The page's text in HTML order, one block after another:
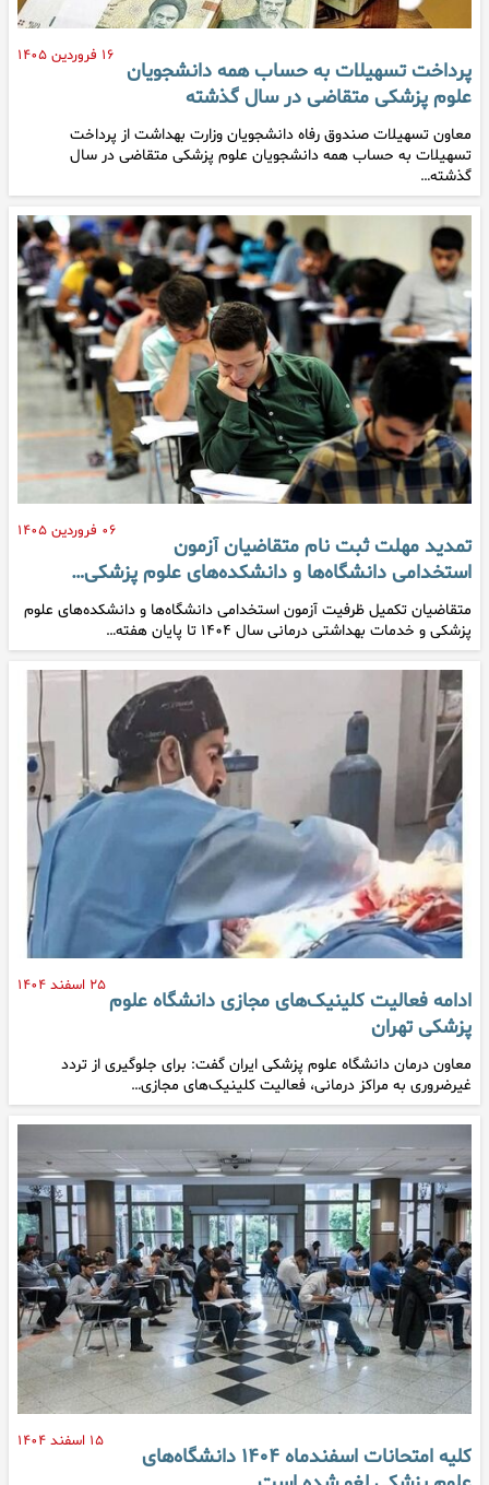
۱۶ فروردین ۱۴۰۵
پرداخت تسهیلات به حساب همه دانشجویان
علوم پزشکی متقاضی در سال گذشته
معاون تسهیلات صندوق رفاه دانشجویان وزارت بهداشت از پرداخت
تسهیلات به حساب همه دانشجویان علوم پزشکی متقاضی در سال
گذشته…
۰۶ فروردین ۱۴۰۵
تمدید مهلت ثبت نام متقاضیان آزمون
استخدامی دانشگاه‌ها و دانشکده‌های علوم پزشکی…
متقاضیان تکمیل ظرفیت آزمون استخدامی دانشگاه‌ها و دانشکده‌های علوم
پزشکی و خدمات بهداشتی درمانی سال ۱۴۰۴ تا پایان هفته…
۲۵ اسفند ۱۴۰۴
ادامه فعالیت کلینیک‌های مجازی دانشگاه علوم
پزشکی تهران
معاون درمان دانشگاه علوم پزشکی ایران گفت: برای جلوگیری از تردد
غیرضروری به مراکز درمانی، فعالیت کلینیک‌های مجازی…
۱۵ اسفند ۱۴۰۴
کلیه امتحانات اسفندماه ۱۴۰۴ دانشگاه‌های